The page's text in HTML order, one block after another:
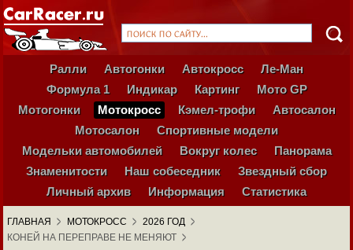
Ралли Автогонки Автокросс
Ле-Ман
Формула 1
Индикар Картинг
Мото GP
Мотогонки
Мотокросс Кэмел-трофи
Автосалон
Мотосалон
Спортивные модели
Модельки автомобилей
Вокруг колес
Панорама
Знаменитости
Наш собеседник
Звездный сбор
Личный архив
Информация Статистика
ГЛАВНАЯ МОТОКРОСС
2026 ГОД
КОНЕЙ НА ПЕРЕПРАВЕ НЕ МЕНЯЮТ